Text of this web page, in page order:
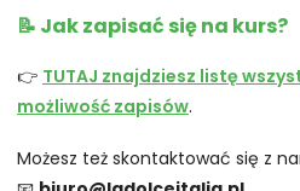
📝 Jak zapisać się na kurs?
👉 TUTAJ znajdziesz listę
możliwość zapisów.
Możesz też skontaktować się z